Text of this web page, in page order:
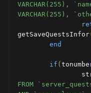
VARCHAR(255),
VARCHAR(255),
getSaveQuestsInfor
end
if (
FROM